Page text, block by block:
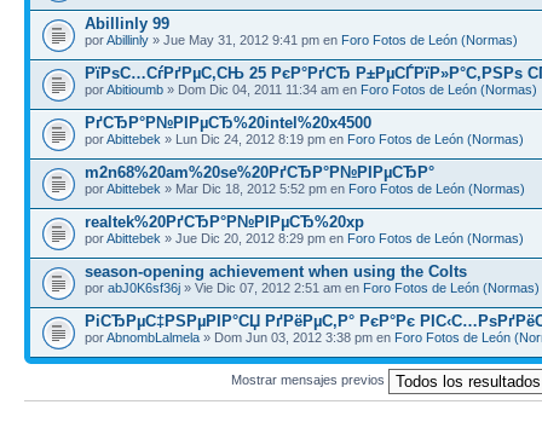
Abillinly 99
porAbillinly » Jue May 31, 2012 9:41 pm en Foro Fotos de León (Normas)
РїРѕС…СѓРґРµС‚СЊ 25 РєР°РґСЂ Р±РµСЃРїР»Р°С‚РЅРѕ
porAbitioumb » Dom Dic 04, 2011 11:34 am en Foro Fotos de León (Normas)
РґСЂР°Р№РІРµСЂ%20intel%20x4500
porAbittebek » Lun Dic 24, 2012 8:19 pm en Foro Fotos de León (Normas)
m2n68%20am%20se%20РґСЂР°Р№РІРµСЂР°
porAbittebek » Mar Dic 18, 2012 5:52 pm en Foro Fotos de León (Normas)
realtek%20РґСЂР°Р№РІРµСЂ%20xp
porAbittebek » Jue Dic 20, 2012 8:29 pm en Foro Fotos de León (Normas)
season-opening achievement when using the Colts
por abJ0K6sf36j » Vie Dic 07, 2012 2:51 am en Foro Fotos de León (Normas)
РіСЂРµС‡РЅРµРІР°СЏ РґРёРµС‚Р° РєР°Рє
porAbnombLalmela » Dom Jun 03, 2012 3:38 pm en Foro Fotos de León
Mostrar mensajes previos